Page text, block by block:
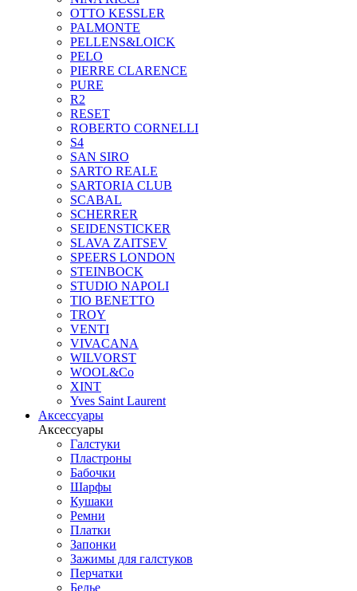
OTTO KESSLER
PALMONTE
PELLENS&LOICK
PELO
PIERRE CLARENCE
PURE
R2
RESET
ROBERTO CORNELLI
S4
SAN SIRO
SARTO REALE
SARTORIA CLUB
SCABAL
SCHERRER
SEIDENSTICKER
SLAVA ZAITSEV
SPEERS LONDON
STEINBOCK
STUDIO NAPOLI
TIO BENETTO
TROY
VENTI
VIVACANA
WILVORST
WOOL&Co
XINT
Yves Saint Laurent
Аксессуары
Аксессуары
Галстуки
Пластроны
Бабочки
Шарфы
Кушаки
Ремни
Платки
Запонки
Зажимы для галстуков
Перчатки
Белье